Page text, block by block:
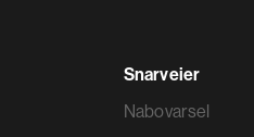
Snarveier
Nabovarsel